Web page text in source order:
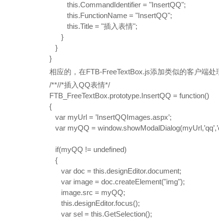
this.CommandIdentifier = "InsertQQ";
this.FunctionName = "InsertQQ";
this.Title = "插入表情";
}
}
}
相应的，在FTB-FreeTextBox.js添加类似的客户端
/**//*插入QQ表情*/
FTB_FreeTextBox.prototype.InsertQQ = function()
{
var myUrl = ’InsertQQImages.aspx’;
var myQQ =
if(myQQ != undefined)
{
var doc = this.designEditor.document;
var image = doc.createElement("img");
image.src = myQQ;
this.designEditor.focus();
var sel = this.GetSelection();